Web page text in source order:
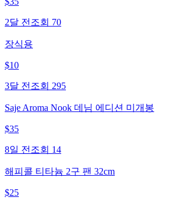
2달 전 조회 70
장식용
$10
3달 전 조회 295
Saje Aroma Nook 데님 에디션 미개봉
$35
8일 전 조회 14
해피콜 티타늄 2구 팬 32cm
$25